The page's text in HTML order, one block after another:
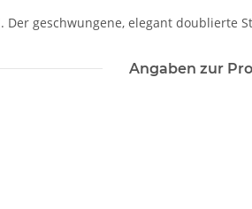
Der geschwungene, elegant
Angaben zur